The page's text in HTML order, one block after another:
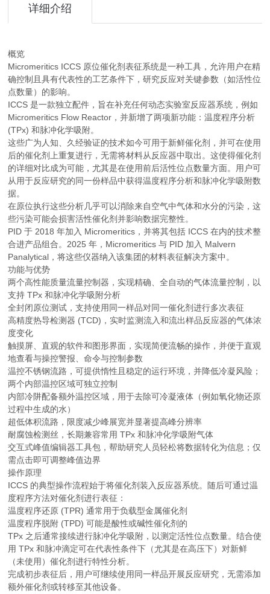
详细介绍
概览
Micromeritics ICCS 原位催化剂表征系统是一种工具，允许用户在精
确控制且具有代表性的工艺条件下，研究反应对关键参数（如活性位
点数量）的影响。
ICCS 是一款独立配件，旨在补充任何动态实验室反应器系统，例如
Micromeritics Flow Reactor，并新增了两项新功能：温度程序分析
(TPx) 和脉冲化学吸附。
这些广为人知、久经验证的技术如今可用于新鲜催化剂，并可在使用
后的催化剂上重复进行，无需将材料从反应器中取出。这使得催化剂
的详细对比成为可能，尤其是在使用前后活性位点数量方面。用户可
从用于反应研究的同一份样品中获得温度程序分析和脉冲化学吸附数
据。
在原位执行这些分析几乎可以消除来自空气中气体和水分的污染，这
些污染可能会损害活性催化剂并影响数据完整性。
PID 于 2018 年加入 Micromeritics，并将其包括 ICCS 在内的技术整
合进产品组合。2025 年，Micromeritics 与 PID 加入 Malvern
Panalytical，将这些仪器纳入该集团的材料表征解决方案中。
功能与优势
两个高性能质量流量控制器，实现精确、全自动的气体流量控制，以
支持 TPx 和脉冲化学吸附分析
全封闭原位测试，支持使用同一样品对同一催化剂进行多次表征
高精度热导检测器 (TCD)，实时监测流入和流出样品反应器的气体浓
度变化
触摸屏、直观的软件和图形界面，实现简便流畅的操作，并便于直观
地查看与操控警报、命令与控制参数
温控不锈钢流路，可提供惰性且稳定的运行环境，并降低冷凝风险；
两个内部温控区域可独立控制
内部冷阱配备额外温控区域，用于去除可冷凝液体（例如氧化物还原
过程中生成的水）
超低体积流路，限度减少峰展宽并显著提高峰分辨率
耐腐蚀检测丝，长期兼容常用 TPx 和脉冲化学吸附气体
交互式峰值编辑器工具包，帮助研究人员轻松将数据转化为信息；仅
需点击即可调整峰值边界
操作原理
ICCS 的典型操作流程始于将催化剂装入反应器系统。随后可通过温
度程序方法对催化剂进行表征：
温度程序还原 (TPR) 通常用于负载型金属催化剂
温度程序脱附 (TPD) 可能是酸性或碱性催化剂的
TPx 之后通常接续进行脉冲化学吸附，以测定活性位点数量。结合使
用 TPx 和脉冲滴定可在代表性条件下（尤其是在高压下）对新鲜
（未使用）催化剂进行特性分析。
完成初步表征后，用户可继续使用同一样品开展反应研究，无需添加
额外催化剂或转移至其他设备。